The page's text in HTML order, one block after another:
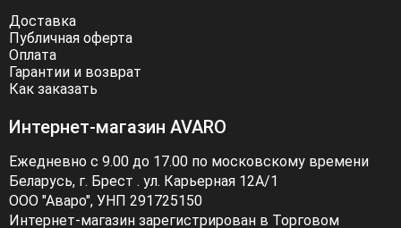
Доставка
Публичная оферта
Оплата
Гарантии и возврат
Как заказать
Интернет-магазин AVARO
Ежедневно с 9.00 до 17.00 по московскому времени
Беларусь, г. Брест . ул. Карьерная 12А/1
ООО "Аваро", УНП 291725150
Интернет-магазин зарегистрирован в Торговом